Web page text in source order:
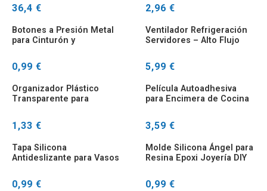
36,4 € 2,96 €
Botones a Presión Metal
para Cinturón y
0,99 €
Ventilador Refrigeración
Servidores – Alto Flujo
5,99 €
Organizador Plástico
Transparente para
1,33 €
Película Autoadhesiva
para Encimera de Cocina
3,59 €
Tapa Silicona
Antideslizante para Vasos
0,99 €
Molde Silicona Ángel para
Resina Epoxi Joyería DIY
0,99 €